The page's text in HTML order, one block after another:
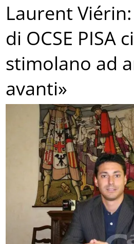
Laurent
di OCSE PISA ci
stimolano ad
avanti»